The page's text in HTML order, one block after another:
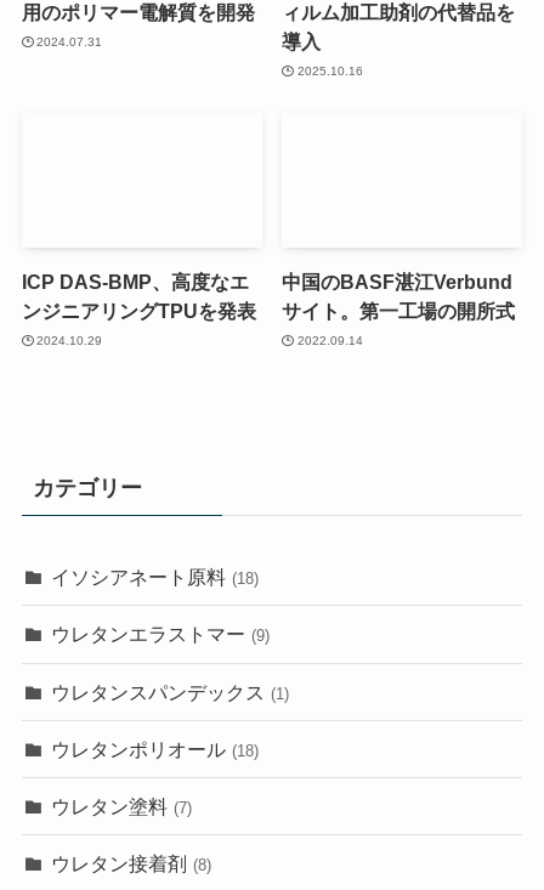
用のポリマー電解質を開発
2024.07.31
ィルム加工助剤の代替品を
導入
2025.10.16
ICP DAS-BMP、高度なエ
ンジニアリングTPUを発表
2024.10.29
中国のBASF湛江Verbund
サイト。第一工場の開所式
2022.09.14
カテゴリー
イソシアネート原料 (18)
ウレタンエラストマー (9)
ウレタンスパンデックス (1)
ウレタンポリオール (18)
ウレタン塗料 (7)
ウレタン接着剤 (8)